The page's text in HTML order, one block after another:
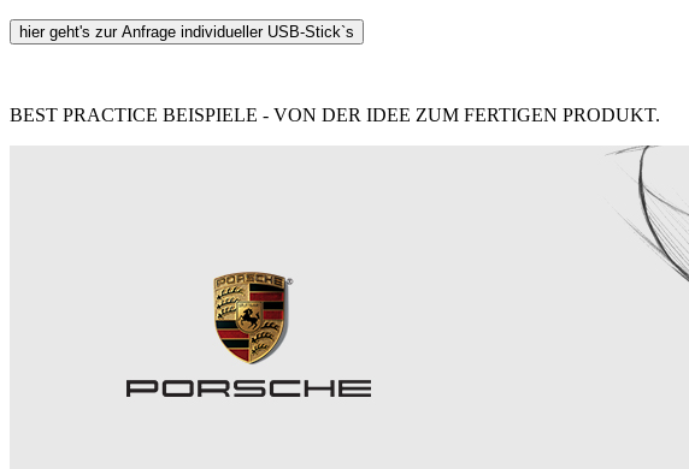
hier geht's zur Anfrage individueller USB-Stick`s
BEST PRACTICE BEISPIELE - VON DER IDEE ZUM FERTIGEN PRODUKT.